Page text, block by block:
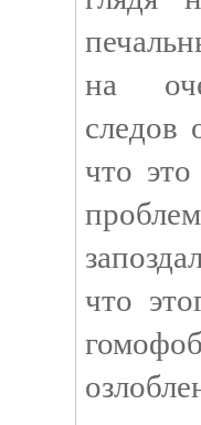
на
следов
что
что